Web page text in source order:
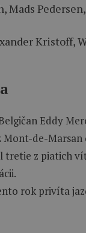
Mads
Kristoff,
Eddy
Mont-de-Marsan
tretie z piatich
rok privíta